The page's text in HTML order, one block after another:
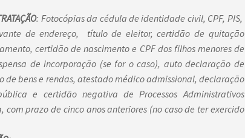
: Fotocópias da cédula de identidade civil, CPF, PIS,
de endereço, título de eleitor, certidão de quitação
certidão de nascimento e CPF dos filhos menores de
de incorporação (se for o caso), auto declaração de
bens e rendas, atestado médico admissional, declaração
e certidão negativa de Processos Administrativos
com prazo de cinco anos anteriores (no caso de ter exercido